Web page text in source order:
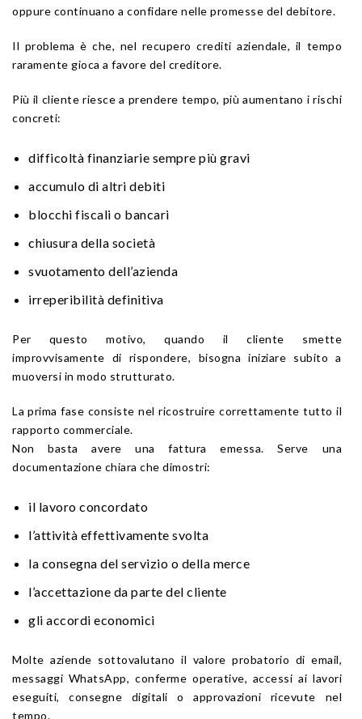
oppure continuano a confidare nelle promesse del debitore.
Il problema è che, nel recupero crediti aziendale, il tempo
raramente gioca a favore del creditore.
Più il cliente riesce a prendere tempo, più aumentano i rischi
concreti:
difficoltà finanziarie sempre più gravi
accumulo di altri debiti
blocchi fiscali o bancari
chiusura della società
svuotamento dell’azienda
irreperibilità definitiva
Per questo motivo, quando il cliente smette
improvvisamente di rispondere, bisogna iniziare subito a
muoversi in modo strutturato.
La prima fase consiste nel ricostruire correttamente tutto il
rapporto commerciale.
Non basta avere una fattura emessa. Serve una
documentazione chiara che dimostri:
il lavoro concordato
l’attività effettivamente svolta
la consegna del servizio o della merce
l’accettazione da parte del cliente
gli accordi economici
Molte aziende sottovalutano il valore probatorio di email,
messaggi WhatsApp, conferme operative, accessi ai lavori
eseguiti, consegne digitali o approvazioni ricevute nel
tempo.